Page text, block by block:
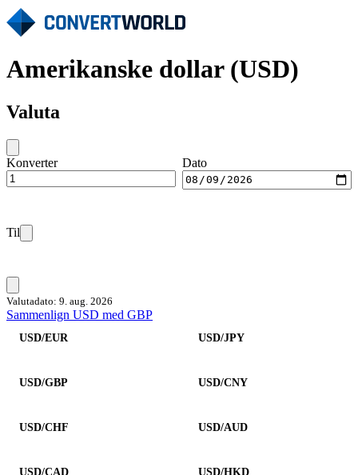
Amerikanske dollar (USD)
Valuta
Konverter Dato
Til
Valutadato: 9. aug. 2026
Sammenlign USD med GBP
USD/EUR USD/JPY
USD/GBP USD/CNY
USD/CHF USD/AUD
USD/CAD USD/HKD